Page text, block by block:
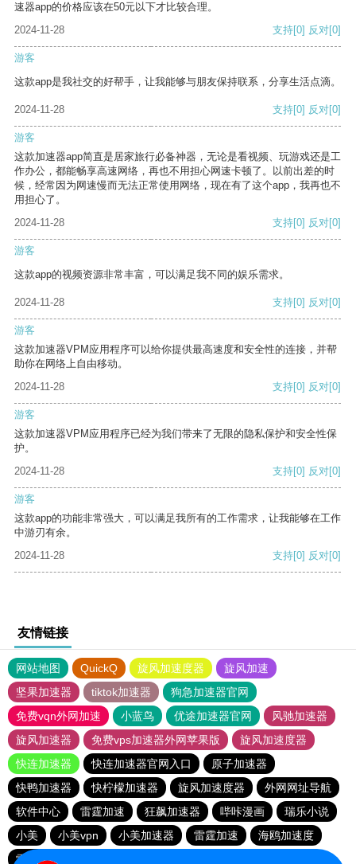
速器app的价格应该在50元以下才比较合理。
2024-11-28
支持[0] 反对[0]
游客
这款app是我社交的好帮手，让我能够与朋友保持联系，分享生活点滴。
2024-11-28 支持[0] 反对[0]
游客
这款加速器app简直是居家旅行必备神器，无论是看视频、玩游戏还是工
作办公，都能畅享高速网络，再也不用担心网速卡顿了。以前出差的时
候，经常因为网速慢而无法正常使用网络，现在有了这个app，我再也不
用担心了。
2024-11-28
支持[0] 反对[0]
游客
这款app的视频资源非常丰富，可以满足我不同的娱乐需求。
2024-11-28 支持[0] 反对[0]
游客
这款加速器VPM应用程序可以给你提供最高速度和安全性的连接，并帮
助你在网络上自由移动。
2024-11-28
支持[0] 反对[0]
游客
这款加速器VPM应用程序已经为我们带来了无限的隐私保护和安全性保
护。
2024-11-28
支持[0] 反对[0]
游客
这款app的功能非常强大，可以满足我所有的工作需求，让我能够在工作
中游刃有余。
2024-11-28
支持[0] 反对[0]
友情链接
网站地图 QuickQ 旋风加速度器
旋风加速
坚果加速器
tiktok加速器
狗急加速器官网
免费vqn外网加速
小蓝鸟 优途加速器官网
风驰加速器
旋风加速器
免费vps加速器外网苹果版
旋风加速度器
快连加速器
快连加速器官网入口
原子加速器
快鸭加速器
快柠檬加速器 旋风加速度器
外网网址导航
软件中心
雷霆加速 狂飙加速器 哔咔漫画
瑞乐小说
小美
小美vpn 小美加速器 雷霆加速
海鸥加速度
雷霆加速版ins